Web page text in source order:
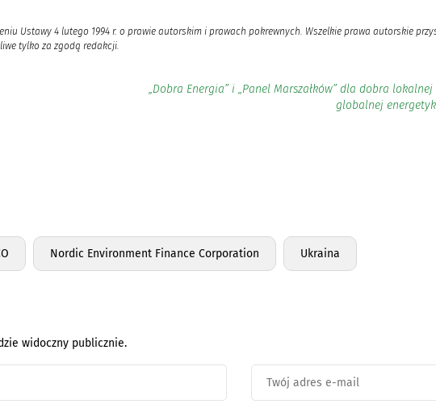
Ustawy 4 lutego 1994 r. o prawie autorskim i prawach pokrewnych. Wszelkie prawa autorskie
tylko za zgodą redakcji.
„Dobra Energia” i „Panel Marszałków” dla dobra lokalnej
globalnej
Nordic Environment Finance Corporation Ukraina
widoczny publicznie.